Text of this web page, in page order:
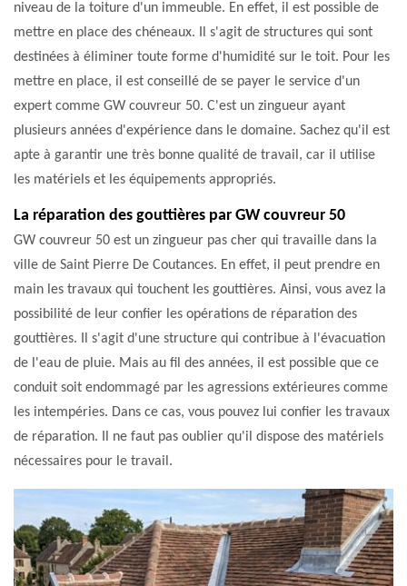
niveau de la toiture d'un immeuble. En effet, il est possible de
mettre en place des chéneaux. Il s'agit de structures qui sont
destinées à éliminer toute forme d'humidité sur le toit. Pour les
mettre en place, il est conseillé de se payer le service d'un
expert comme GW couvreur 50. C'est un zingueur ayant
plusieurs années d'expérience dans le domaine. Sachez qu'il est
apte à garantir une très bonne qualité de travail, car il utilise
les matériels et les équipements appropriés.
La réparation des gouttières par GW couvreur 50
GW couvreur 50 est un zingueur pas cher qui travaille dans la
ville de Saint Pierre De Coutances. En effet, il peut prendre en
main les travaux qui touchent les gouttières. Ainsi, vous avez la
possibilité de leur confier les opérations de réparation des
gouttières. Il s'agit d'une structure qui contribue à l'évacuation
de l'eau de pluie. Mais au fil des années, il est possible que ce
conduit soit endommagé par les agressions extérieures comme
les intempéries. Dans ce cas, vous pouvez lui confier les travaux
de réparation. Il ne faut pas oublier qu'il dispose des matériels
nécessaires pour le travail.